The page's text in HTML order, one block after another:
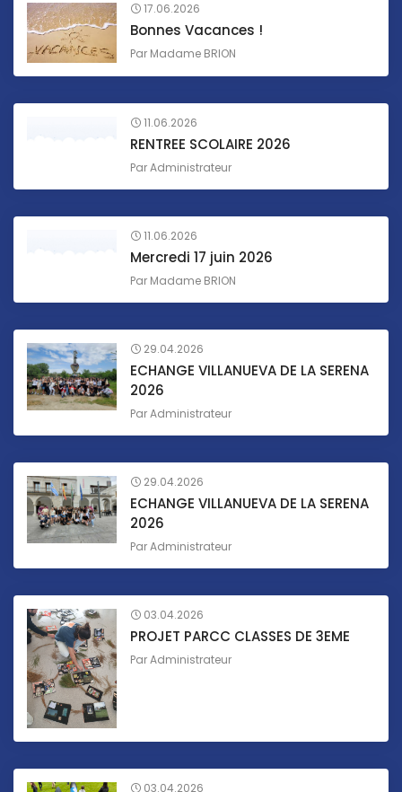
17.06.2026
Bonnes Vacances !
Par Madame BRION
11.06.2026
RENTREE SCOLAIRE 2026
ParAdministrateur
11.06.2026
Mercredi 17 juin 2026
Par Madame BRION
29.04.2026
ECHANGE VILLANUEVA DE LA SERENA
2026
ParAdministrateur
29.04.2026
ECHANGE VILLANUEVA DE LA SERENA
2026
ParAdministrateur
03.04.2026
PROJET PARCC CLASSES DE 3EME
ParAdministrateur
03.04.2026